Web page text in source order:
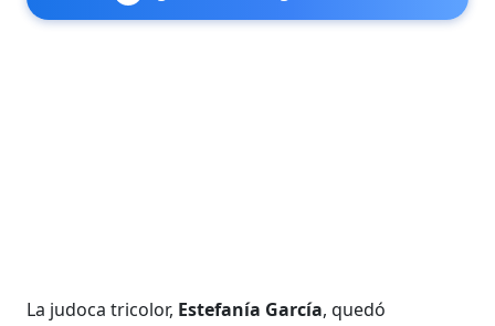
La judoca tricolor, Estefanía García, quedó